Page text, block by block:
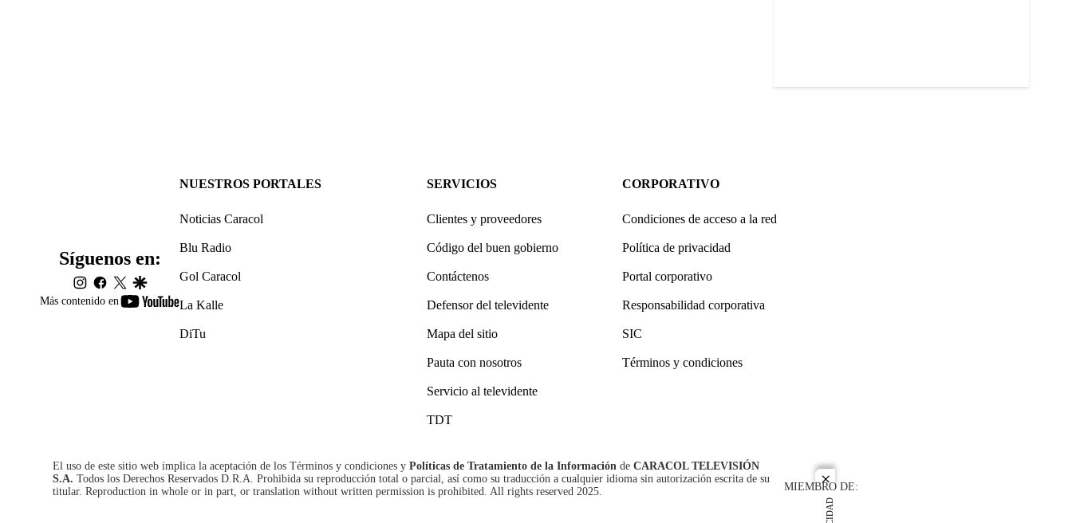
close
Más contenido en
youtube-
Síguenos en:
instagram
facebook
twittergoogle
NUESTROS PORTALES
Noticias Caracol
Blu Radio
Gol Caracol
La Kalle
DiTu
SERVICIOS
Clientes y proveedores
Código del buen gobierno
Contáctenos
Defensor del televidente
Mapa del sitio
Pauta con nosotros
Servicio al televidente
TDT
CORPORATIVO
Condiciones de acceso a la red
Política de privacidad
Portal corporativo
Responsabilidad corporativa
SIC
Términos y condiciones
El uso de este sitio web implica la aceptación de los Términos y condiciones y Políticas de Tratamiento de la Información de CARACOL TELEVISIÓN
S.A. Todos los Derechos Reservados D.R.A. Prohibida su reproducción total o parcial, así como su traducción a cualquier idioma sin autorización escrita de su
titular. Reproduction in whole or in part, or translation without written permission is prohibited. All rights reserved 2025.
MIEMBRO DE: